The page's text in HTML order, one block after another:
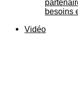
besoins
Vidéo